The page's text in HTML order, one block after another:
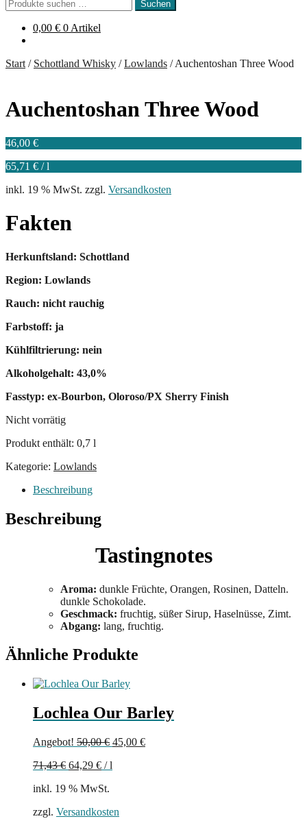
nach:
Suchen
0,00 € 0 Artikel
Start / Schottland Whisky /Lowlands /Auchentoshan Three Wood
Auchentoshan Three Wood
46,00 €
65,71 € /l
inkl. 19 % MwSt. zzgl. Versandkosten
Fakten
Herkunftsland: Schottland
Region: Lowlands
Rauch: nicht rauchig
Farbstoff: ja
Kühlfiltrierung: nein
Alkoholgehalt: 43,0%
Fasstyp: ex-Bourbon, Oloroso/PX Sherry Finish
Nicht vorrätig
Produkt enthält: 0,7 l
Kategorie: Lowlands
Beschreibung
Beschreibung
Tastingnotes
Aroma: dunkle Früchte, Orangen, Rosinen, Datteln.
dunkle Schokolade.
Geschmack: fruchtig, süßer Sirup, Haselnüsse, Zimt.
Abgang: lang, fruchtig.
Ähnliche Produkte
Lochlea Our Barley
Angebot! 50,00€ Ursprünglicher
war:
45,00 €Aktueller
71,43€ 64,29 € /l
inkl. 19 % MwSt.
zzgl. Versandkosten